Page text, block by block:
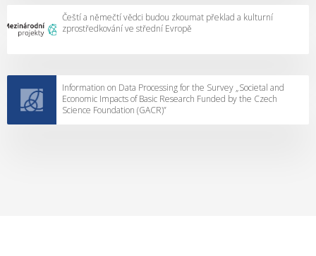
Čeští a němečtí vědci budou zkoumat překlad a kulturní
zprostředkování ve střední Evropě
Information on Data Processing for the Survey „Societal and
Economic Impacts of Basic Research Funded by the Czech
Science Foundation (GACR)”